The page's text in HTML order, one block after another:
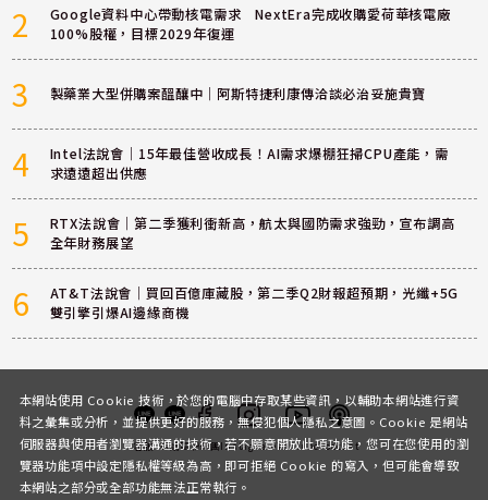
2
Google資料中心帶動核電需求 NextEra完成收購愛荷華核電廠
100%股權，目標2029年復運
3 製藥業大型併購案醞釀中｜阿斯特捷利康傳洽談必治妥施貴寶
4
Intel法說會｜15年最佳營收成長！AI需求爆棚狂掃CPU產能，需
求遠遠超出供應
5
RTX法說會｜第二季獲利衝新高，航太與國防需求強勁，宣布調高
全年財務展望
6
AT&T法說會｜買回百億庫藏股，第二季Q2財報超預期，光纖+5G
雙引擎引爆AI邊緣商機
客服 討論區粉絲團InstagramYoutubePodcast
本網站使用 Cookie 技術，於您的電腦中存取某些資訊，以輔助本網站進行資
料之彙集或分析，並提供更好的服務，無侵犯個人隱私之意圖。Cookie 是網站
伺服器與使用者瀏覽器溝通的技術，若不願意開放此項功能，您可在您使用的瀏
覽器功能項中設定隱私權等級為高，即可拒絕 Cookie 的寫入，但可能會導致
本網站之部分或全部功能無法正常執行。